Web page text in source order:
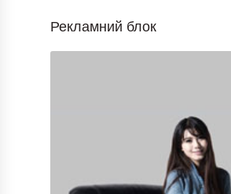
Рекламний блок